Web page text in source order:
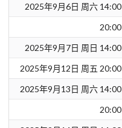
2025年9月6日 周六 14:00
20:00
2025年9月7日 周日 14:00
2025年9月12日 周五 20:00
2025年9月13日 周六 14:00
20:00